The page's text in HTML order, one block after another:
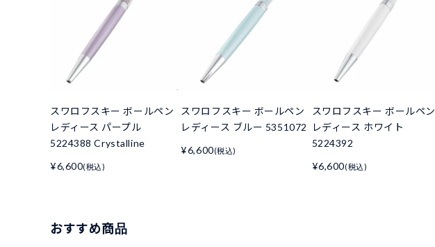
スワロフスキー ボールペン
レディース パープル
5224388 Crystalline
¥6,600(税込)
スワロフスキー ボールペン
レディース ブルー 5351072
¥6,600(税込)
スワロフスキー ボールペン
レディース ホワイト
5224392
¥6,600(税込)
おすすめ商品